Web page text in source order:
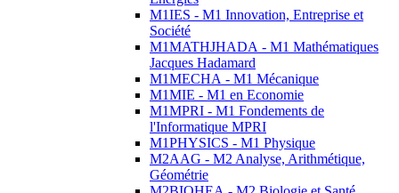
M1IES - M1 Innovation, Entreprise et
Société
M1MATHJHADA - M1 Mathématiques
Jacques Hadamard
M1MECHA - M1 Mécanique
M1MIE - M1 en Economie
M1MPRI - M1 Fondements de
l'Informatique MPRI
M1PHYSICS - M1 Physique
M2AAG - M2 Analyse, Arithmétique,
Géométrie